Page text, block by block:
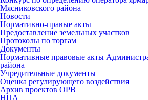
Мясниковского района
Новости
Нормативно-правые акты
Предоставление земельных участков
Протоколы по торгам
Документы
Нормативные правовые акты
района
Учредительные документы
Оценка регулирующего воздействия
Архив проектов ОРВ
НПА